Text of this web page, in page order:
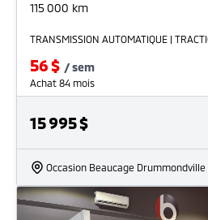
115 000 km
TRANSMISSION AUTOMATIQUE |
56$ /sem
Achat 84 mois
15 995$
Occasion Beaucage Drummondville